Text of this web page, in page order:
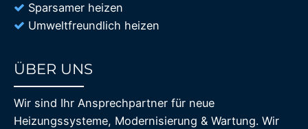
Sparsamer heizen
Umweltfreundlich heizen
ÜBER UNS
Wir sind Ihr Ansprechpartner für neue
Heizungssysteme, Modernisierung & Wartung. Wir